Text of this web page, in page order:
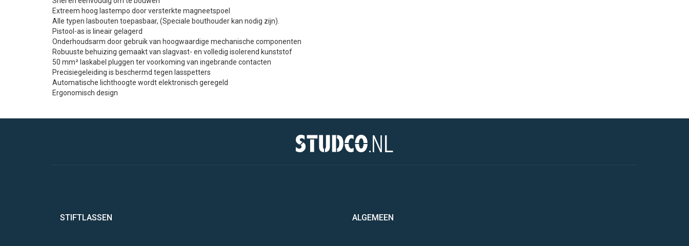
Extreem hoog lastempo door versterkte magneetspoel
Alle typen lasbouten toepasbaar, (Speciale bouthouder kan nodig zijn).
Pistool-as is lineair gelagerd
Onderhoudsarm door gebruik van hoogwaardige mechanische componenten
Robuuste behuizing gemaakt van slagvast- en volledig isolerend kunststof
50 mm² laskabel pluggen ter voorkoming van ingebrande contacten
Precisiegeleiding is beschermd tegen lasspetters
Automatische lichthoogte wordt elektronisch geregeld
Ergonomisch design
STIFTLASSEN ALGEMEEN